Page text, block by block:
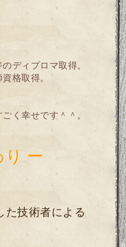
ディプロマ取得。
格取得。
く幸せです＾＾。
ー
た技術者による